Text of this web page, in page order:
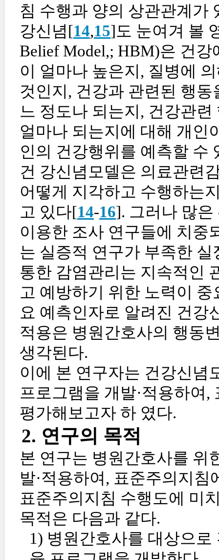
침 수행과 양의 상관관계가
강신념[14,15]도 눈여겨 볼
Belief Model,; HBM)은 건
이 얼마나 높은지, 질병에
것인지, 건강과 관련된 행
느 정도나 되는지, 건강관
얼마나 되는지에 대해 개인
인의 건강행위를 예측할 수
건 강신념모델은 의료관련
어떻게 지각하고 수행하는
고 있다[14-16]. 그러나 많
이용한 조사 연구들에 치중
는 실증적 연구가 부족한
통한 감염관리는 지속적인
고 예방하기 위한 노력이
요 예측인자로 알려진 건강
적용은 병원간호사의 행동
생각된다.
이에 본 연구자는 건강신념
프로그램을 개발·적용하여
평가해보고자 하 였다.
2. 연구의 목적
본 연구는 병원간호사를 위
발·적용하여, 표준주의지
표준주의지침 수행도에 미
목적은 다음과 같다.
1) 병원간호사를 대상으